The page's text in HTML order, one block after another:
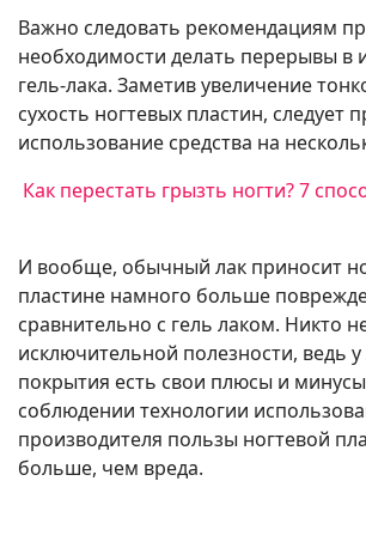
Важно следовать рекомендациям
необходимости делать перерывы в
гель-лака. Заметив увеличение
сухость ногтевых пластин, следует
использование средства на
Как перестать грызть ногти? 7
И вообще, обычный лак приносит
пластине намного больше
сравнительно с гель лаком. Никто
исключительной полезности, ведь
покрытия есть свои плюсы и
соблюдении технологии
производителя пользы ногтевой
больше, чем вреда.